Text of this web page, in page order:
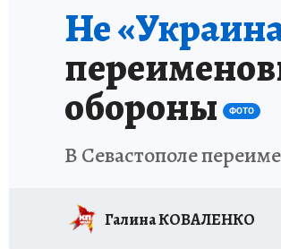
Не
обороны ФОТО
В Севастополе
Галина КОВАЛЕНКО